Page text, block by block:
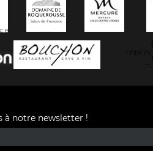
à notre newsletter !